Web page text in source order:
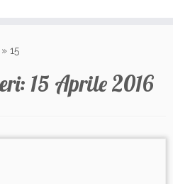
» 15
15 Aprile 2016